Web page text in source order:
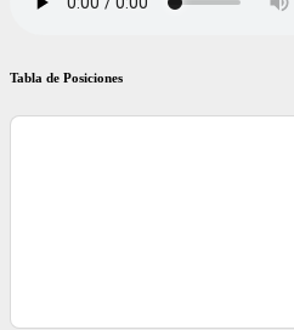
Tabla de Posiciones